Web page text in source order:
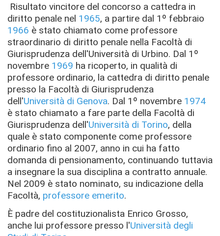
Risultato vincitore del concorso a cattedra in
diritto penale nel 1965, a partire dal 1º febbraio
1966 è stato chiamato come professore
straordinario di diritto penale nella Facoltà di
Giurisprudenza dell'Università di Urbino. Dal 1º
novembre 1969 ha ricoperto, in qualità di
professore ordinario, la cattedra di diritto penale
presso la Facoltà di Giurisprudenza
dell'Università di Genova. Dal 1º novembre 1974
è stato chiamato a fare parte della Facoltà di
Giurisprudenza dell'Università di Torino, della
quale è stato componente come professore
ordinario fino al 2007, anno in cui ha fatto
domanda di pensionamento, continuando tuttavia
a insegnare la sua disciplina a contratto annuale.
Nel 2009 è stato nominato, su indicazione della
Facoltà, professore emerito.
È padre del costituzionalista Enrico Grosso,
anche lui professore presso l'Università degli